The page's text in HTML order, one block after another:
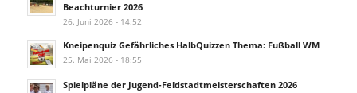
Beachturnier 2026
26. Juni 2026 - 14:52
Kneipenquiz Gefährliches HalbQuizzen Thema: Fußball WM
25. Mai 2026 - 18:55
Spielpläne der Jugend-Feldstadtmeisterschaften 2026